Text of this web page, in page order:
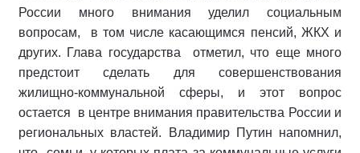
России много внимания уделил социальным
вопросам, в том числе касающимся пенсий, ЖКХ и
других. Глава государства отметил, что еще много
предстоит сделать для совершенствования
жилищно-коммунальной сферы, и этот вопрос
остается в центре внимания правительства России и
региональных властей. Владимир Путин напомнил,